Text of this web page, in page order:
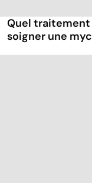
Quel
soigner une